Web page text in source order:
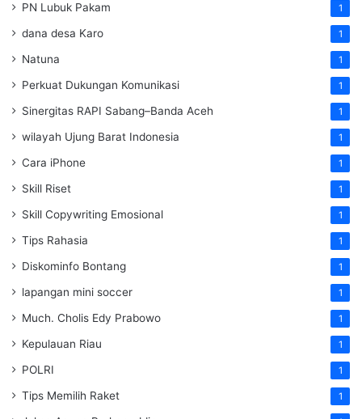
PN Lubuk Pakam 1
dana desa Karo 1
Natuna 1
Perkuat Dukungan Komunikasi 1
Sinergitas RAPI Sabang–Banda Aceh 1
wilayah Ujung Barat Indonesia 1
Cara iPhone 1
Skill Riset 1
Skill Copywriting Emosional 1
Tips Rahasia 1
Diskominfo Bontang 1
lapangan mini soccer 1
Much. Cholis Edy Prabowo 1
Kepulauan Riau 1
POLRI 1
Tips Memilih Raket 1